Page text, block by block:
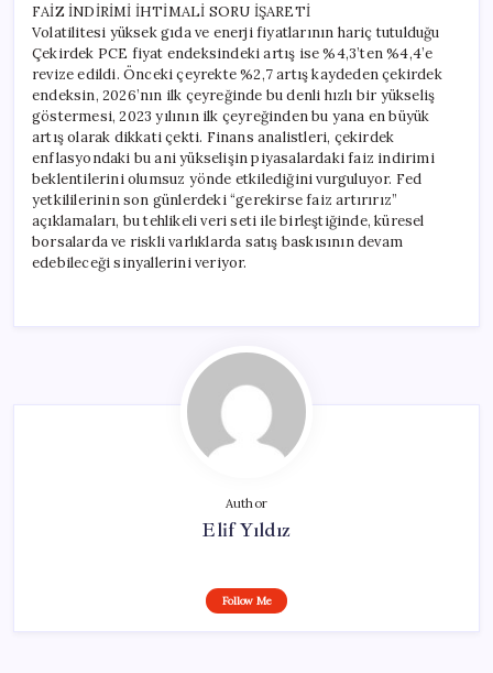
FAİZ İNDİRİMİ İHTİMALİ SORU İŞARETİ
Volatilitesi yüksek gıda ve enerji fiyatlarının hariç tutulduğu
Çekirdek PCE fiyat endeksindeki artış ise %4,3’ten %4,4’e
revize edildi. Önceki çeyrekte %2,7 artış kaydeden çekirdek
endeksin, 2026’nın ilk çeyreğinde bu denli hızlı bir yükseliş
göstermesi, 2023 yılının ilk çeyreğinden bu yana en büyük
artış olarak dikkati çekti. Finans analistleri, çekirdek
enflasyondaki bu ani yükselişin piyasalardaki faiz indirimi
beklentilerini olumsuz yönde etkilediğini vurguluyor. Fed
yetkililerinin son günlerdeki “gerekirse faiz artırırız”
açıklamaları, bu tehlikeli veri seti ile birleştiğinde, küresel
borsalarda ve riskli varlıklarda satış baskısının devam
edebileceği sinyallerini veriyor.
Author
Elif Yıldız
Follow Me